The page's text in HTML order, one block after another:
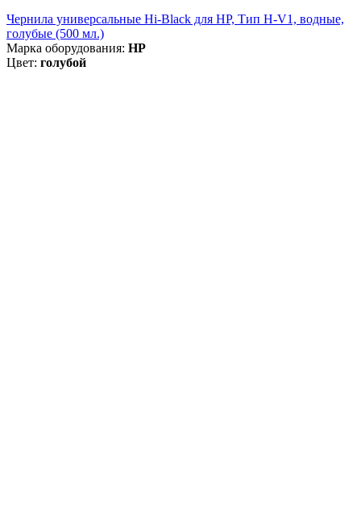
Чернила универсальные Hi-Black для HP, Тип H-V1, водные,
голубые (500 мл.)
Марка оборудования: HP
Цвет: голубой